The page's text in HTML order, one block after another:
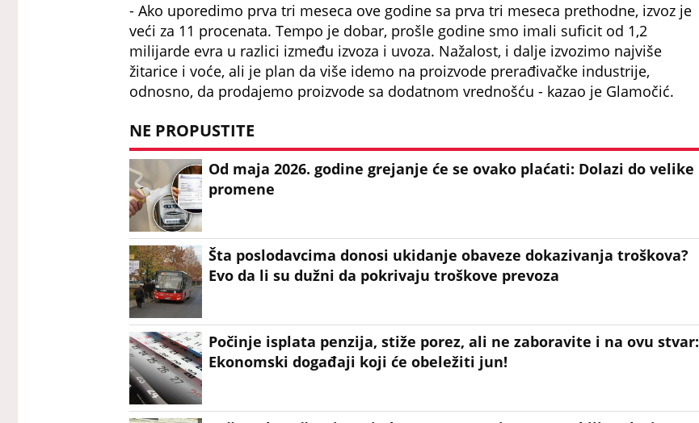
- Ako uporedimo prva tri meseca ove godine sa prva tri meseca prethodne, izvoz je
veći za 11 procenata. Tempo je dobar, prošle godine smo imali suficit od 1,2
milijarde evra u razlici između izvoza i uvoza. Nažalost, i dalje izvozimo najviše
žitarice i voće, ali je plan da više idemo na proizvode prerađivačke industrije,
odnosno, da prodajemo proizvode sa dodatnom vrednošću - kazao je Glamočić.
NE PROPUSTITE
Od maja 2026. godine grejanje će se ovako plaćati: Dolazi do velike
promene
Šta poslodavcima donosi ukidanje obaveze dokazivanja troškova?
Evo da li su dužni da pokrivaju troškove prevoza
Počinje isplata penzija, stiže porez, ali ne zaboravite i na ovu stvar:
Ekonomski događaji koji će obeležiti jun!